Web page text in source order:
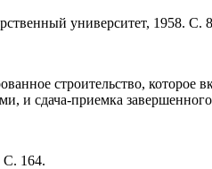
университет, 1958. С.
строительство, которое
и сдача-приемка
С. 164.